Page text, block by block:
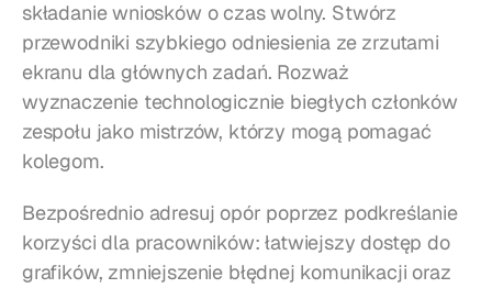
składanie wniosków o czas wolny. Stwórz
przewodniki szybkiego odniesienia ze zrzutami
ekranu dla głównych zadań. Rozważ
wyznaczenie technologicznie biegłych członków
zespołu jako mistrzów, którzy mogą pomagać
kolegom.
Bezpośrednio adresuj opór poprzez podkreślanie
korzyści dla pracowników: łatwiejszy dostęp do
grafików, zmniejszenie błędnej komunikacji oraz